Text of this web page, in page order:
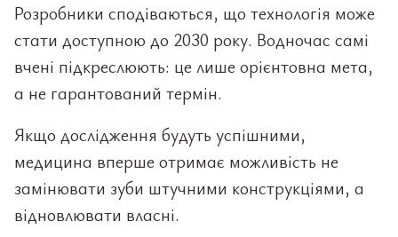
Розробники сподіваються, що технологія може
стати доступною до 2030 року. Водночас самі
вчені підкреслюють: це лише орієнтовна мета,
а не гарантований термін.
Якщо дослідження будуть успішними,
медицина вперше отримає можливість не
замінювати зуби штучними конструкціями, а
відновлювати власні.